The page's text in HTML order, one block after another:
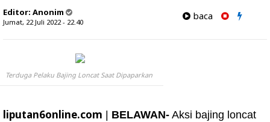
Editor: Anonim
Jumat, 22 Juli 2022 - 22.40
baca
Terduga Pelaku Bajing Loncat Saat Dipaparkan
liputan6online.com BELAWAN- Aksi bajing loncat